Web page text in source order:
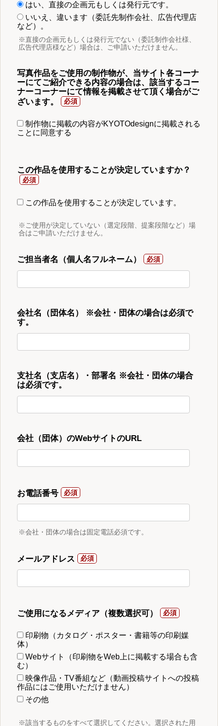
はい、直接の企画元もしくは発行元です。
いいえ、違います（委託先制作会社、広告代理店
など）。
※直接の企画元もしくは発行元でない（委託制作会社様、
広告代理店様など）場合は、ご申請いただけません。
写真作品をご使用の制作物が、当サイト各コーナ
ーにてご紹介できる内容の場合は、該当するコー
ナーコーナーにて情報を掲載させて頂く場合がご
ざいます。
制作物に掲載の内容がKYOTOdesignに掲載される
ことに同意する
この作品を使用することが決定していますか？
この作品を使用することが決定しています。
※ご使用が決定していない（選定段階、提案段階など）場
合はご申請いただけません。
ご担当者名（個人名フルネーム）
会社名（団体名） ※会社・団体の場合は必須で
す。
支社名（支店名）・部署名 ※会社・団体の場合
は必須です。
会社（団体）のWebサイトのURL
お電話番号
※会社・団体の場合は固定電話必須です。
メールアドレス
ご使用になるメディア（複数選択可）
印刷物（カタログ・ポスター・書籍等の印刷媒
体）
Webサイト（印刷物をWeb上に掲載する場合も含
む）
映像作品・TV番組など（動画投稿サイトへの投稿
作品にはご使用いただけません）
その他
※該当するものをすべて選択してください。選択された用